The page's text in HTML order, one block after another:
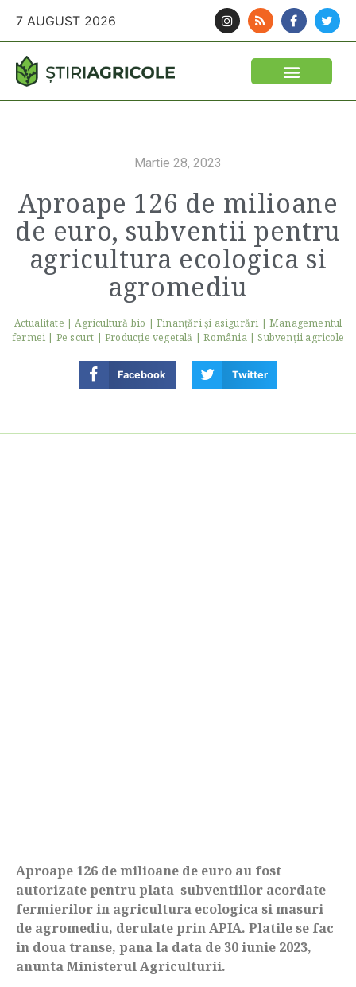
7 AUGUST 2026
Martie 28, 2023
Aproape 126 de milioane
de euro, subventii pentru
agricultura ecologica si
agromediu
Actualitate |Agricultură bio | Finanţări şi asigurări |Managementul
fermei | Pe scurt |Producție vegetală |România|Subvenții agricole
Facebook Twitter
Aproape 126 de milioane de euro au fost
autorizate pentru plata subventiilor acordate
fermierilor in agricultura ecologica si masuri
de agromediu, derulate prin APIA. Platile se fac
in doua transe, pana la data de 30 iunie 2023,
anunta Ministerul Agriculturii.